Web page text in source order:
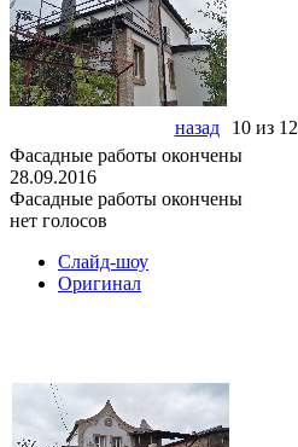
назад 10 из 12
Фасадные работы окончены
28.09.2016
Фасадные работы окончены
нет голосов
Слайд-шоу
Оригинал